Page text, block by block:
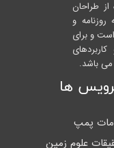
طراحان
و
و برای
می باشد.
علوم زمین
پمپ
ها